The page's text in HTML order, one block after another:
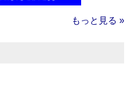
もっと見る »